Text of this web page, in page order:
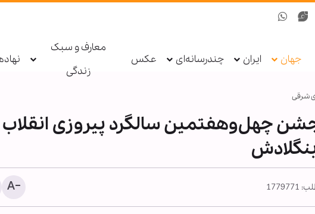
جهان ایران چندرسانه‌ای عکس
معارف و سبک
زندگی
شرقی
چهل‌وهفتمین سالگرد پیروزی انقلاب